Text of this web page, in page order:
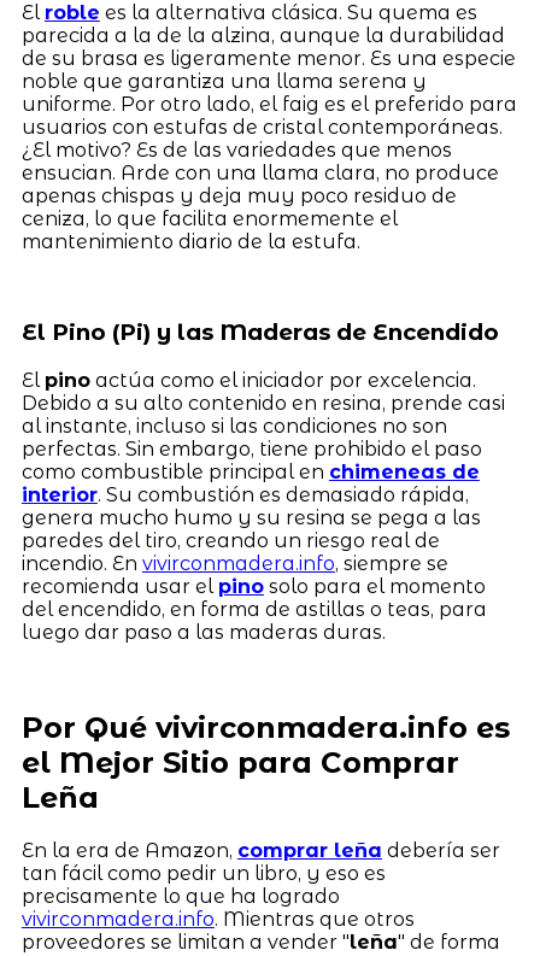
El roble es la alternativa clásica. Su quema es
parecida a la de la alzina, aunque la durabilidad
de su brasa es ligeramente menor. Es una especie
noble que garantiza una llama serena y
uniforme. Por otro lado, el faig es el preferido para
usuarios con estufas de cristal contemporáneas.
¿El motivo? Es de las variedades que menos
ensucian. Arde con una llama clara, no produce
apenas chispas y deja muy poco residuo de
ceniza, lo que facilita enormemente el
mantenimiento diario de la estufa.
El Pino (Pi) y las Maderas de Encendido
El pinoactúa como el iniciador por excelencia.
Debido a su alto contenido en resina, prende casi
al instante, incluso si las condiciones no son
perfectas. Sin embargo, tiene prohibido el paso
como combustible principal en chimeneas de
interior. Su combustión es demasiado rápida,
genera mucho humo y su resina se pega a las
paredes del tiro, creando un riesgo real de
incendio. En vivirconmadera.info, siempre se
recomienda usar el pinosolo para el momento
del encendido, en forma de astillas o teas, para
luego dar paso a las maderas duras.
Por Qué vivirconmadera.info es
el Mejor Sitio para Comprar
Leña
En la era de Amazon, comprar leña debería ser
tan fácil como pedir un libro, y eso es
precisamente lo que ha logrado
vivirconmadera.info. Mientras que otros
proveedores se limitan a vender "leña" de forma